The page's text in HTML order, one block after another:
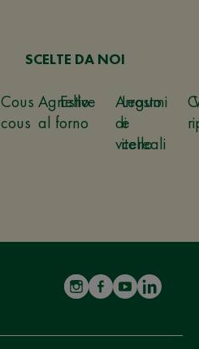
Cous
cous
Estive
Legumi
e
cereali
SCELTE DA NOI
Agnello
al forno
Arrosto
di
vitello